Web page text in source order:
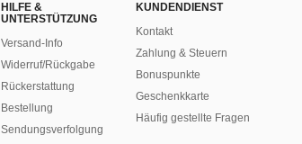
HILFE &
UNTERSTÜTZUNG
Versand-Info
Widerruf/Rückgabe
Rückerstattung
Bestellung
Sendungsverfolgung
KUNDENDIENST
Kontakt
Zahlung & Steuern
Bonuspunkte
Geschenkkarte
Häufig gestellte Fragen